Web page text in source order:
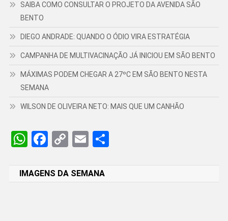
SAIBA COMO CONSULTAR O PROJETO DA AVENIDA SÃO
BENTO
DIEGO ANDRADE: QUANDO O ÓDIO VIRA ESTRATÉGIA
CAMPANHA DE MULTIVACINAÇÃO JÁ INICIOU EM SÃO BENTO
MÁXIMAS PODEM CHEGAR A 27ºC EM SÃO BENTO NESTA
SEMANA
WILSON DE OLIVEIRA NETO: MAIS QUE UM CANHÃO
WhatsApp
Facebook
CopyEmail
IMAGENS DA SEMANA